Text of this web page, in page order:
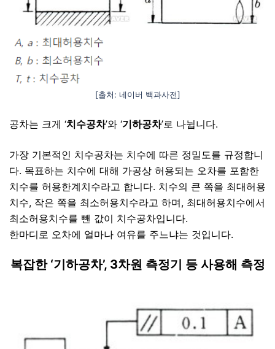
[출처: 네이버 백과사전]
공차는 크게 ‘치수공차’와 ‘기하공차’로 나뉩니다.
가장 기본적인 치수공차는 치수에 따른 정밀도를 규정합니
다. 목표하는 치수에 대해 가공상 허용되는 오차를 포함한
치수를 허용한계치수라고 합니다. 치수의 큰 쪽을 최대허용
치수, 작은 쪽을 최소허용치수라고 하며, 최대허용치수에서
최소허용치수를 뺀 값이 치수공차입니다.
한마디로 오차에 얼마나 여유를 주느냐는 것입니다.
복잡한 ‘기하공차’, 3차원 측정기 등 사용해 측정